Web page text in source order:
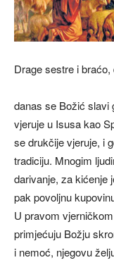
Drage sestre i braćo,
danas se Božić slavi
vjeruje u Isusa kao
se drukčije vjeruje, i
tradiciju. Mnogim
darivanje, za kićenje
pak povoljnu
U pravom
primjećuju Božju
i nemoć, njegovu